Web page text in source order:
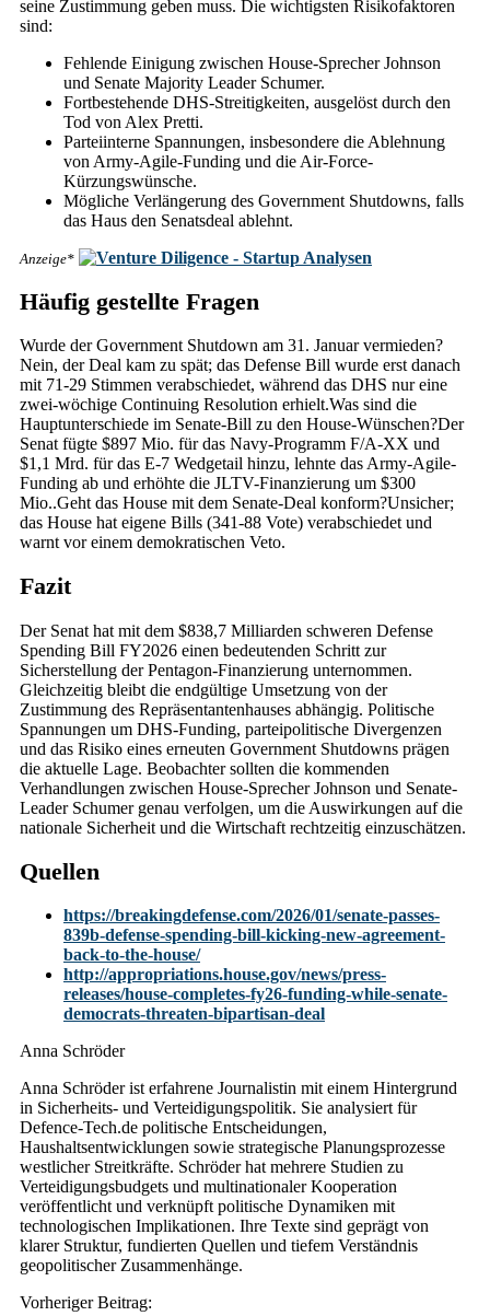
seine Zustimmung geben muss. Die wichtigsten Risikofaktoren
sind:
Fehlende Einigung zwischen House-Sprecher Johnson
und Senate Majority Leader Schumer.
Fortbestehende DHS-Streitigkeiten, ausgelöst durch den
Tod von Alex Pretti.
Parteiinterne Spannungen, insbesondere die Ablehnung
von Army-Agile-Funding und die Air-Force-
Kürzungswünsche.
Mögliche Verlängerung des Government Shutdowns, falls
das Haus den Senatsdeal ablehnt.
Anzeige*
Häufig gestellte Fragen
Wurde der Government Shutdown am 31. Januar vermieden?
Nein, der Deal kam zu spät; das Defense Bill wurde erst danach
mit 71-29 Stimmen verabschiedet, während das DHS nur eine
zwei-wöchige Continuing Resolution erhielt.Was sind die
Hauptunterschiede im Senate-Bill zu den House-Wünschen?Der
Senat fügte $897 Mio. für das Navy-Programm F/A-XX und
$1,1 Mrd. für das E-7 Wedgetail hinzu, lehnte das Army-Agile-
Funding ab und erhöhte die JLTV-Finanzierung um $300
Mio..Geht das House mit dem Senate-Deal konform?Unsicher;
das House hat eigene Bills (341-88 Vote) verabschiedet und
warnt vor einem demokratischen Veto.
Fazit
Der Senat hat mit dem $838,7 Milliarden schweren Defense
Spending Bill FY2026 einen bedeutenden Schritt zur
Sicherstellung der Pentagon-Finanzierung unternommen.
Gleichzeitig bleibt die endgültige Umsetzung von der
Zustimmung des Repräsentantenhauses abhängig. Politische
Spannungen um DHS-Funding, parteipolitische Divergenzen
und das Risiko eines erneuten Government Shutdowns prägen
die aktuelle Lage. Beobachter sollten die kommenden
Verhandlungen zwischen House-Sprecher Johnson und Senate-
Leader Schumer genau verfolgen, um die Auswirkungen auf die
nationale Sicherheit und die Wirtschaft rechtzeitig einzuschätzen.
Quellen
https://breakingdefense.com/2026/01/senate-passes-
839b-defense-spending-bill-kicking-new-agreement-
back-to-the-house/
http://appropriations.house.gov/news/press-
releases/house-completes-fy26-funding-while-senate-
democrats-threaten-bipartisan-deal
Anna Schröder
Anna Schröder ist erfahrene Journalistin mit einem Hintergrund
in Sicherheits- und Verteidigungspolitik. Sie analysiert für
Defence-Tech.de politische Entscheidungen,
Haushaltsentwicklungen sowie strategische Planungsprozesse
westlicher Streitkräfte. Schröder hat mehrere Studien zu
Verteidigungsbudgets und multinationaler Kooperation
veröffentlicht und verknüpft politische Dynamiken mit
technologischen Implikationen. Ihre Texte sind geprägt von
klarer Struktur, fundierten Quellen und tiefem Verständnis
geopolitischer Zusammenhänge.
Post
Vorheriger Beitrag: